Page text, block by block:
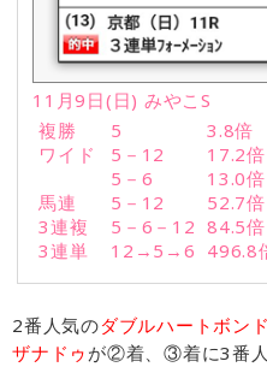
11月9日(日) みやこS
複勝
5
3.8倍
ワイド
5－12
17.2倍
5－6
13.0倍
馬連
5－12
52.7倍
3連複
5－6－12 84.5倍
3連単
12→5→6 496.8
2番人気のダブルハートボンド
ザナドゥ が②着、③着に3番